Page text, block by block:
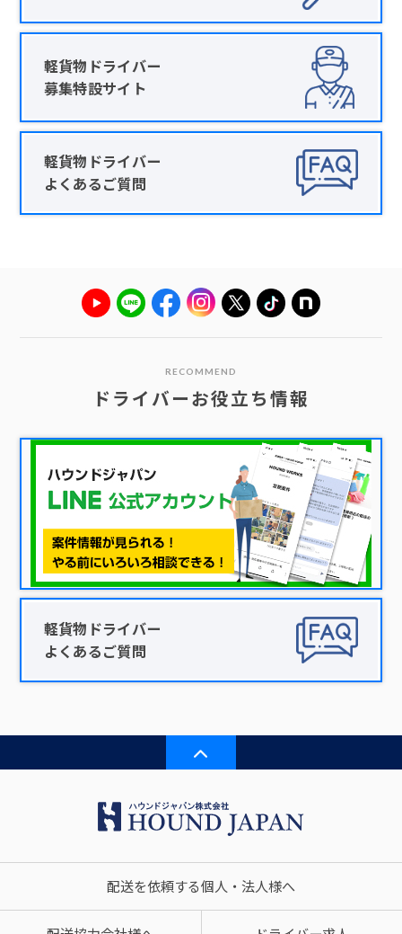
軽貨物ドライバー
募集特設サイト
軽貨物ドライバー
よくあるご質問
RECOMMEND
ドライバーお役立ち情報
軽貨物ドライバー
よくあるご質問
配送を依頼する個人・法人様へ